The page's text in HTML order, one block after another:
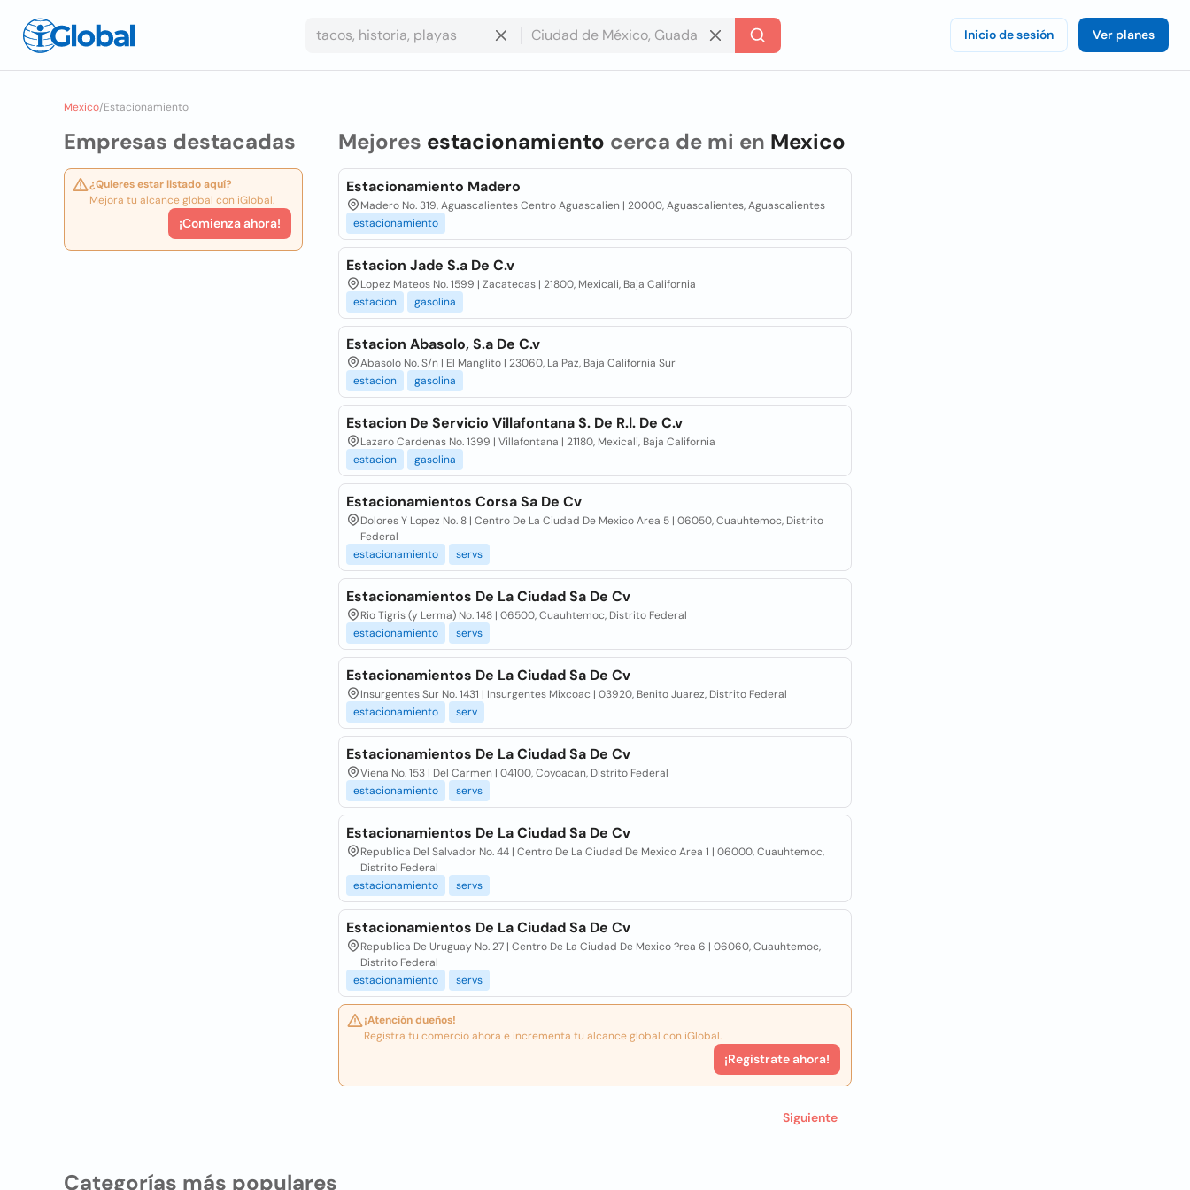
Inicio de sesión Ver planes
Mexico/Estacionamiento
Empresas destacadas
¿Quieres estar listado aquí?
Mejora tu alcance global con iGlobal.
¡Comienza ahora!
Mejores estacionamiento cerca de mi en Mexico
Estacionamiento Madero
Madero No. 319, Aguascalientes Centro Aguascalien | 20000, Aguascalientes, Aguascalientes
estacionamiento
Estacion Jade S.a De C.v
Lopez Mateos No. 1599 | Zacatecas | 21800, Mexicali, Baja California
estacion
gasolina
Estacion Abasolo, S.a De C.v
Abasolo No. S/n | El Manglito | 23060, La Paz, Baja California Sur
estacion
gasolina
Estacion De Servicio Villafontana S. De R.l. De C.v
Lazaro Cardenas No. 1399 | Villafontana | 21180, Mexicali, Baja California
estacion
gasolina
Estacionamientos Corsa Sa De Cv
Dolores Y Lopez No. 8 | Centro De La Ciudad De Mexico Area 5 | 06050, Cuauhtemoc, Distrito
Federal
estacionamiento
servs
Estacionamientos De La Ciudad Sa De Cv
Rio Tigris (y Lerma) No. 148 | 06500, Cuauhtemoc, Distrito Federal
estacionamiento
servs
Estacionamientos De La Ciudad Sa De Cv
Insurgentes Sur No. 1431 | Insurgentes Mixcoac | 03920, Benito Juarez, Distrito Federal
estacionamiento
serv
Estacionamientos De La Ciudad Sa De Cv
Viena No. 153 | Del Carmen | 04100, Coyoacan, Distrito Federal
estacionamiento
servs
Estacionamientos De La Ciudad Sa De Cv
Republica Del Salvador No. 44 | Centro De La Ciudad De Mexico Area 1 | 06000, Cuauhtemoc,
Distrito Federal
estacionamiento
servs
Estacionamientos De La Ciudad Sa De Cv
Republica De Uruguay No. 27 | Centro De La Ciudad De Mexico ?rea 6 | 06060, Cuauhtemoc,
Distrito Federal
estacionamiento
servs
¡Atención dueños!
Registra tu comercio ahora e incrementa tu alcance global con iGlobal.
¡Registrate ahora!
Siguiente
Categorías más populares